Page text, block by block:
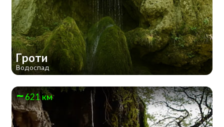
Гроти
Водоспад
621 км